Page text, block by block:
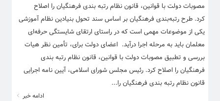
مصوبات دولت با قوانین، قانون نظام رتبه بندی فرهنگیان را اصلاح
کرد. طرح رتبه‌بندی فرهنگیان بر اساس سند تحول بنیادین نظام آموزشی
یکی از موضوعات مهمی است که در راستای ارتقای شایستگی حرفه‌ای
معلمان باید به مرحله اجرا درآید. اعضای دولت برای، تأمین نظر هیات
بررسی و تطبیق مصوبات دولت با قوانین، قانون نظام رتبه بندی
فرهنگیان را اصلاح کرد. رئیس مجلس شورای اسلامی، آیین نامه اجرایی
قانون نظام رتبه بندی فرهنگیان را...
ادامه خبر